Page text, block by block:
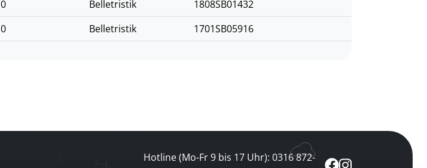
0 Belletristik
1808SB01432
0 Belletristik 1701SB05916
Hotline (Mo-Fr 9 bis 17 Uhr): 0316 872-